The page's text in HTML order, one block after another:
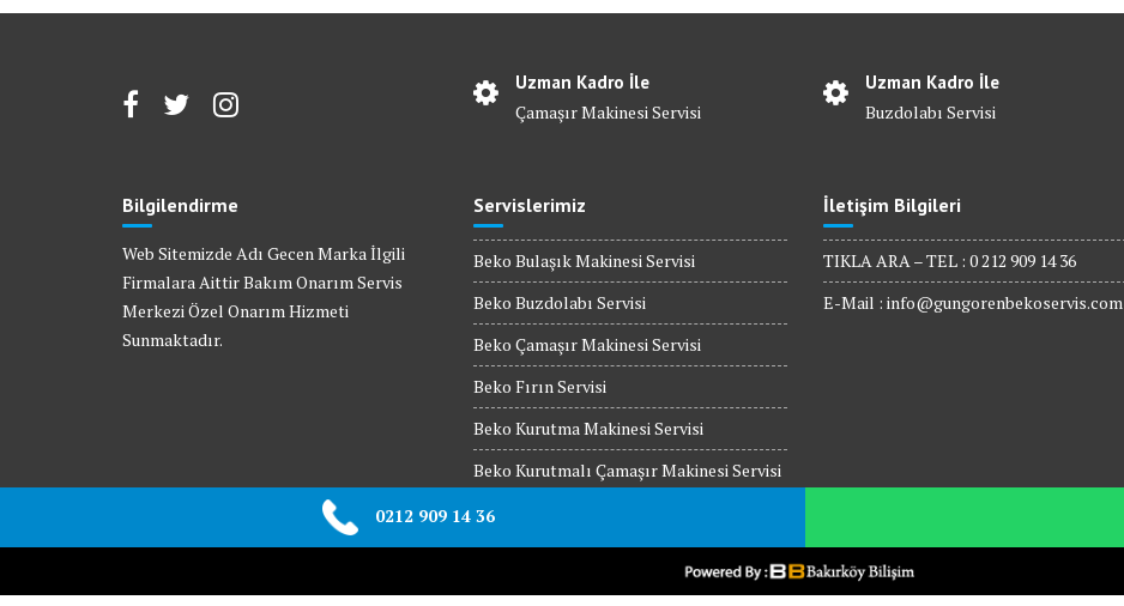
Uzman Kadro İle
Çamaşır Makinesi Servisi
Uzman Kadro İle
Buzdolabı Servisi
Bilgilendirme
Web Sitemizde Adı Gecen Marka İlgili
Firmalara Aittir Bakım Onarım Servis
Merkezi Özel Onarım Hizmeti
Sunmaktadır.
Servislerimiz
Beko Bulaşık Makinesi Servisi
Beko Buzdolabı Servisi
Beko Çamaşır Makinesi Servisi
Beko Fırın Servisi
Beko Kurutma Makinesi Servisi
Beko Kurutmalı Çamaşır Makinesi Servisi
Beko Mikrodalga Fırın Servisi
Beko Set Üstü Ocak Servisi
İletişim Bilgileri
TIKLA ARA – TEL : 0 212 909 14 36
E-Mail : info@gungorenbekoservis.com
0212 909 14 36